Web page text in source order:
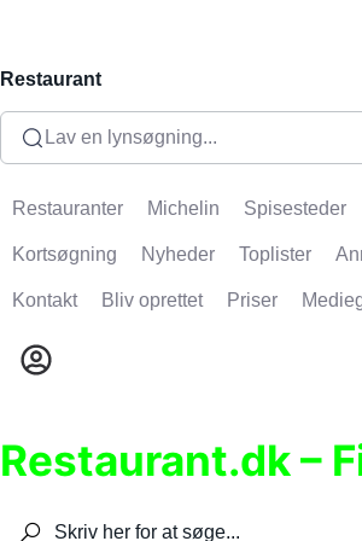
Restaurant
Lav en lynsøgning...
Restauranter Michelin Spisesteder
Kortsøgning Nyheder Toplister
Kontakt Bliv oprettet Priser
Restaurant.dk –